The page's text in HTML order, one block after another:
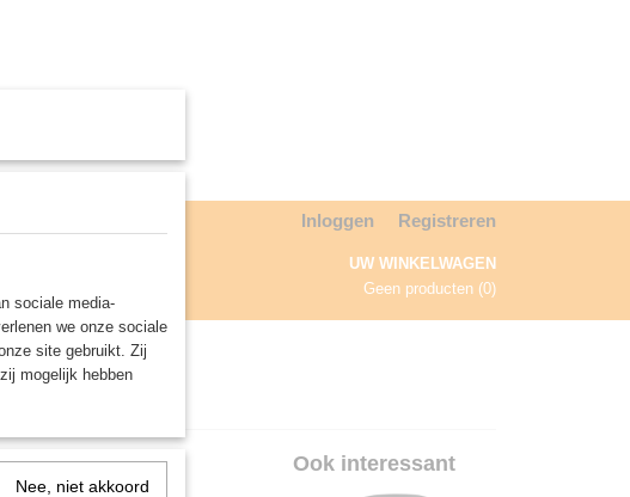
Inloggen Registreren
UW WINKELWAGEN
Geen producten (0)
AGENDA
(12ml) Ook interessant
sociale media-
we onze sociale
site gebruikt. Zij
mogelijk hebben
Nee, niet akkoord